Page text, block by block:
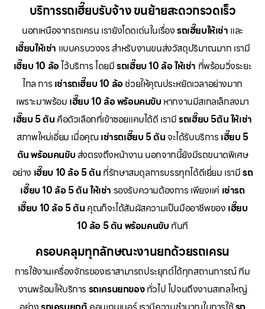
บริการรถเฮี๊ยบรับจ้าง ขนย้ายสะดวกรวดเร็ว
นอกเหนือจากรถเครน เรายังโดดเด่นในเรื่องรถเฮี๊ยบให้เช่า และ
เฮี๊ยบให้เช่า แบบครบวงจร สำหรับงานขนส่งวัสดุปริมาณมาก เรามี
เฮี๊ยบ 10 ล้อไว้บริการ โดยมีรถเฮี๊ยบ 10 ล้อ ให้เช่า ที่พร้อมวิ่งระยะ
ไกล การ เช่ารถเฮี๊ยบ 10 ล้อช่วยให้คุณประหยัดเวลาอย่างมาก
เพราะมาพร้อม เฮี๊ยบ 10 ล้อ พร้อมคนขับ หากงานมีสเกลเล็กลงมา
เฮี๊ยบ 5 ตัน คือตัวเลือกที่เข้าซอยแคบได้ดี เรามีรถเฮี๊ยบ 5ตัน ให้เช่า
สภาพใหม่เอี่ยม เมื่อคุณ เช่ารถเฮี๊ยบ 5 ตันจะได้รับบริการ เฮี๊ยบ 5
ตัน พร้อมคนขับ ส่งตรงถึงหน้างาน นอกจากนี้ยังมีรถขนาดพิเศษ
อย่าง เฮี๊ยบ 10 ล้อ 5 ตัน ที่รักษาสมดุลการบรรทุกได้ดีเยี่ยม เรามีรถ
เฮี๊ยบ 10 ล้อ 5 ตัน ให้เช่า รองรับความต้องการ เพียงแค่ เช่ารถ
เฮี๊ยบ 10 ล้อ 5 ตัน คุณก็จะได้สัมผัสความเป็นมืออาชีพของ เฮี๊ยบ
10 ล้อ 5 ตัน พร้อมคนขับ ทันที
ครอบคลุมทุกลักษณะงานยกด้วยรถเครน
การใช้งานเครื่องจักรของเราสามารถประยุกต์ได้ทุกสถานการณ์ ทีม
งานพร้อมให้บริการ รถเครนยกของทั่วไป ไปจนถึงงานสเกลใหญ่